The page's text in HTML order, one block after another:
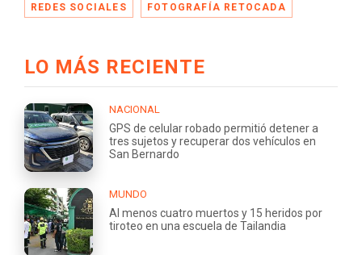
REDES SOCIALES FOTOGRAFÍA RETOCADA
LO MÁS RECIENTE
NACIONAL
GPS de celular robado permitió detener a
tres sujetos y recuperar dos vehículos en
San Bernardo
MUNDO
Al menos cuatro muertos y 15 heridos por
tiroteo en una escuela de Tailandia